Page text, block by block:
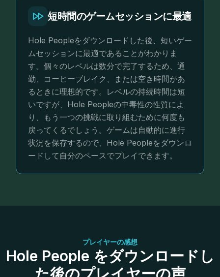
短時間のゲームセッションに最適
Hole Peopleをダウンロードした後、短いゲー
ムセッションに最適であることがわかりま
す。個々のレベルは数分で完了するため、通
勤、コーヒーブレイク、または空き時間があ
るときに理想的です。レベルの持続時間は短
いですが、Hole Peopleの中毒性の性質によ
り、もう一つの挑戦に取り組むために何度も
戻ってくるでしょう。ゲームは自動的に進行
状況を保存するので、Hole Peopleをダウンロ
ードして自分のペースでプレイできます。
プレイヤーの感想
Hole People をダウンロードし